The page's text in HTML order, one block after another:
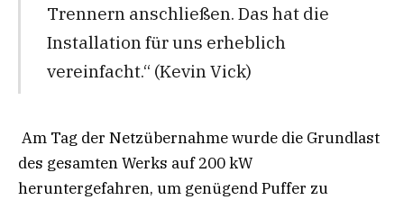
Trennern anschließen. Das hat die
Installation für uns erheblich
vereinfacht.“ (Kevin Vick)
Am Tag der Netzübernahme wurde die Grundlast
des gesamten Werks auf 200 kW
heruntergefahren, um genügend Puffer zu